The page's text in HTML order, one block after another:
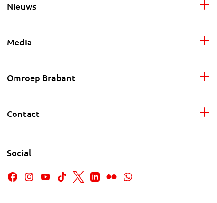
Nieuws
Media
Omroep Brabant
Contact
Social